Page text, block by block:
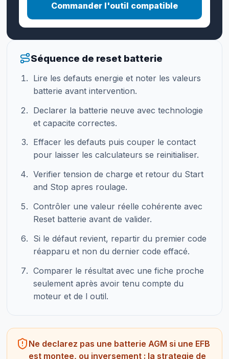
Commander l'outil compatible
Séquence de reset batterie
Lire les defauts energie et noter les valeurs
batterie avant intervention.
Declarer la batterie neuve avec technologie
et capacite correctes.
Effacer les defauts puis couper le contact
pour laisser les calculateurs se reinitialiser.
Verifier tension de charge et retour du Start
and Stop apres roulage.
Contrôler une valeur réelle cohérente avec
Reset batterie avant de valider.
Si le défaut revient, repartir du premier code
réapparu et non du dernier code effacé.
Comparer le résultat avec une fiche proche
seulement après avoir tenu compte du
moteur et de l outil.
Ne declarez pas une batterie AGM si une EFB
est montee, ou inversement : la strategie de